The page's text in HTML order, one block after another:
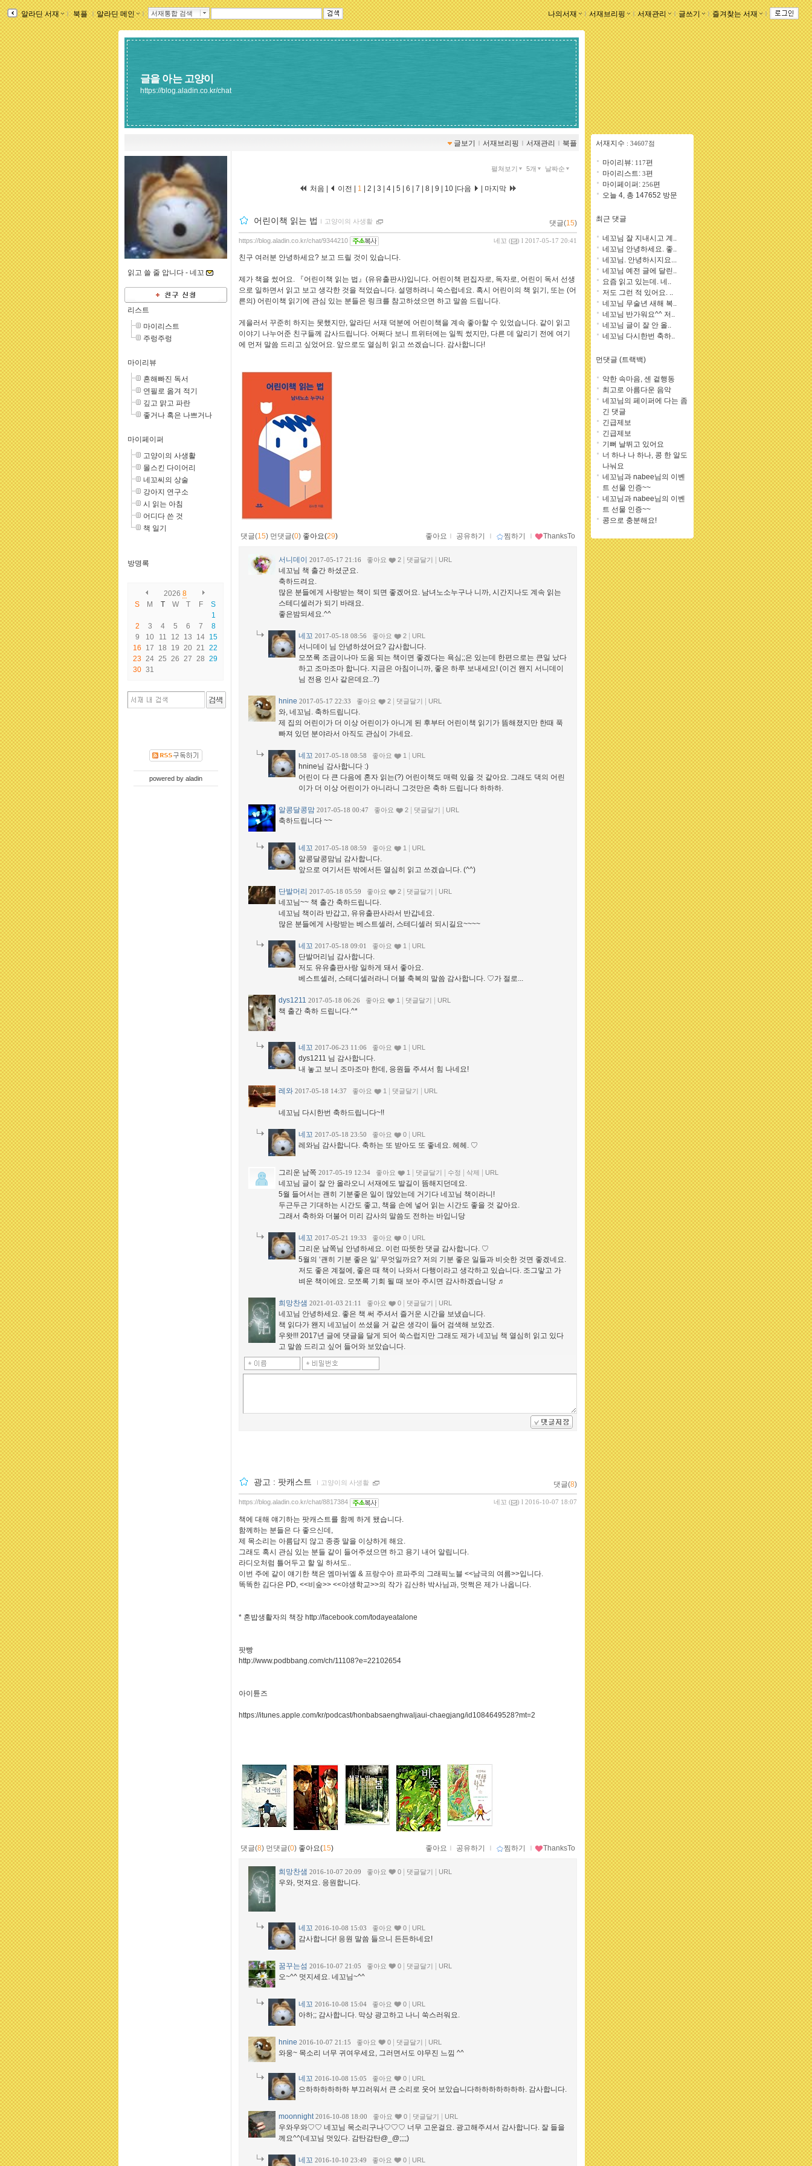
알라딘 서재 ｌ북플ｌ알라딘 메인 ｌ 서재통합 검색 나의서재 ｌ서재브리핑 ｌ서재관리 ｌ글쓰기 ｌ즐겨찾는 서재 ｌ
글을 아는 고양이
https://blog.aladin.co.kr/chat
글보기 ｌ 서재브리핑 ｌ 서재관리 ｌ 북플
읽고 쓸 줄 압니다 - 네꼬
리스트
마이리스트
주렁주렁
마이리뷰
흔해빠진 독서
연필로 옮겨 적기
깊고 맑고 파란
좋거나 혹은 나쁘거나
마이페이퍼
고양이의 사생활
몰스킨 다이어리
네꼬씨의 상술
강아지 연구소
시 읽는 아침
어디다 쓴 것
책 일기
방명록
2026 8
S
M T W T F
S
1
2
3 4 5 6 7
8
9
10 11 12 13 14 15
16
17 18 19 20 21 22
23 24 25 26 27 28 29
30 31
powered by aladin
펼쳐보기 5개 날짜순
처음 | 이전 | 1 2 3 4 5 6 7 8 9 10 다음 마지막
어린이책 읽는 법 ｌ 고양이의 사생활 댓글(15)
네꼬 ( ) l 2017-05-17 20:41
https://blog.aladin.co.kr/chat/9344210
친구 여러분 안녕하세요? 보고 드릴 것이 있습니다.
제가 책을 썼어요. 『어린이책 읽는 법』(유유출판사)입니다. 어린이책 편집자로, 독자로, 어린이 독서 선생
으로 일하면서 읽고 보고 생각한 것을 적었습니다. 설명하려니 쑥스럽네요. 혹시 어린이의 책 읽기, 또는 (어
른의) 어린이책 읽기에 관심 있는 분들은 링크를 참고하셨으면 하고 말씀 드립니다.
게을러서 꾸준히 하지는 못했지만, 알라딘 서재 덕분에 어린이책을 계속 좋아할 수 있었습니다. 같이 읽고
이야기 나누어준 친구들께 감사드립니다. 어쩌다 보니 트위터에는 일찍 썼지만, 다른 데 알리기 전에 여기
에 먼저 말씀 드리고 싶었어요. 앞으로도 열심히 읽고 쓰겠습니다. 감사합니다!
댓글(15) 먼댓글(0) 좋아요(29) 좋아요 ｌ 공유하기 ｌ 찜하기 ｌ ThanksTo
서니데이 2017-05-17 21:16 좋아요 2 댓글달기 URL
네꼬님 책 출간 하셨군요.
축하드려요.
많은 분들에게 사랑받는 책이 되면 좋겠어요. 남녀노소누구나 니까, 시간지나도 계속 읽는
스테디셀러가 되기 바래요.
좋은밤되세요.^^
네꼬 2017-05-18 08:56 좋아요 2 URL
서니데이 님 안녕하셨어요? 감사합니다.
모쪼록 조금이나마 도움 되는 책이면 좋겠다는 욕심;;은 있는데 한편으로는 큰일 났다
하고 조마조마 합니다. 지금은 아침이니까, 좋은 하루 보내세요! (이건 왠지 서니데이
님 전용 인사 같은데요..?)
hnine 2017-05-17 22:33 좋아요 2 댓글달기 URL
와, 네꼬님. 축하드립니다.
제 집의 어린이가 더 이상 어린이가 아니게 된 후부터 어린이책 읽기가 뜸해졌지만 한때 푹
빠져 있던 분야라서 아직도 관심이 가네요.
네꼬 2017-05-18 08:58 좋아요 1 URL
hnine님 감사합니다 :)
어린이 다 큰 다음에 혼자 읽는(?) 어린이책도 매력 있을 것 같아요. 그래도 댁의 어린
이가 더 이상 어린이가 아니라니 그것만은 축하 드립니다 하하하.
알콩달콩맘 2017-05-18 00:47 좋아요 2 댓글달기 URL
축하드립니다 ~~
네꼬 2017-05-18 08:59 좋아요 1 URL
알콩달콩맘님 감사합니다.
앞으로 여기서든 밖에서든 열심히 읽고 쓰겠습니다. (^^)
단발머리 2017-05-18 05:59 좋아요 2 댓글달기 URL
네꼬님~~ 책 출간 축하드립니다.
네꼬님 책이라 반갑고, 유유출판사라서 반갑네요.
많은 분들에게 사랑받는 베스트셀러, 스테디셀러 되시길요~~~~
네꼬 2017-05-18 09:01 좋아요 1 URL
단발머리님 감사합니다.
저도 유유출판사랑 일하게 돼서 좋아요.
베스트셀러, 스테디셀러라니 더블 축복의 말씀 감사합니다. ♡가 절로...
dys1211 2017-05-18 06:26 좋아요 1 댓글달기 URL
책 출간 축하 드립니다.^*
네꼬 2017-06-23 11:06 좋아요 1 URL
dys1211 님 감사합니다.
내 놓고 보니 조마조마 한데, 응원들 주셔서 힘 나네요!
레와 2017-05-18 14:37 좋아요 1 댓글달기 URL
네꼬님 다시한번 축하드립니다~!!
네꼬 2017-05-18 23:50 좋아요 0 URL
레와님 감사합니다. 축하는 또 받아도 또 좋네요. 헤헤. ♡
그리운 남쪽 2017-05-19 12:34 좋아요 1 댓글달기 수정 삭제 URL
네꼬님 글이 잘 안 올라오니 서재에도 발길이 뜸해지던데요.
5월 들어서는 괜히 기분좋은 일이 많았는데 거기다 네꼬님 책이라니!
두근두근 기대하는 시간도 좋고, 책을 손에 넣어 읽는 시간도 좋을 것 같아요.
그래서 축하와 더불어 미리 감사의 말씀도 전하는 바입니당
네꼬 2017-05-21 19:33 좋아요 0 URL
그리운 남쪽님 안녕하세요. 이런 따뜻한 댓글 감사합니다. ♡
5월의 ‘괜히 기분 좋은 일‘ 무엇일까요? 저의 기분 좋은 일들과 비슷한 것면 좋겠네요.
저도 좋은 계절에, 좋은 때 책이 나와서 다행이라고 생각하고 있습니다. 조그맣고 가
벼운 책이에요. 모쪼록 기회 될 때 보아 주시면 감사하겠습니당 ♬
희망찬샘 2021-01-03 21:11 좋아요 0 댓글달기 URL
네꼬님 안녕하세요. 좋은 책 써 주셔서 즐거운 시간을 보냈습니다.
책 읽다가 왠지 네꼬님이 쓰셨을 거 같은 생각이 들어 검색해 보았죠.
우왓!!! 2017년 글에 댓글을 달게 되어 쑥스럽지만 그래도 제가 네꼬님 책 열심히 읽고 있다
고 말씀 드리고 싶어 들어와 보았습니다.
광고 : 팟캐스트 ｌ 고양이의 사생활 댓글(8)
네꼬 ( ) l 2016-10-07 18:07
https://blog.aladin.co.kr/chat/8817384
책에 대해 얘기하는 팟캐스트를 함께 하게 됐습니다.
함께하는 분들은 다 좋으신데,
제 목소리는 아름답지 않고 종종 말을 이상하게 해요.
그래도 혹시 관심 있는 분들 같이 들어주셨으면 하고 용기 내어 알립니다.
라디오처럼 틀어두고 할 일 하셔도..
이번 주에 같이 얘기한 책은 엠마뉘엘 & 프랑수아 르파주의 그래픽노블 <<남극의 여름>>입니다.
똑똑한 김다은 PD, <<비숲>> <<야생학교>>의 작가 김산하 박사님과, 멋쩍은 제가 나옵니다.
* 혼밥생활자의 책장 http://facebook.com/todayeatalone
팟빵
http://www.podbbang.com/ch/11108?e=22102654
아이튠즈
https://itunes.apple.com/kr/podcast/honbabsaenghwaljaui-chaegjang/id1084649528?mt=2
댓글(8) 먼댓글(0) 좋아요(15) 좋아요 ｌ 공유하기 ｌ 찜하기 ｌ ThanksTo
희망찬샘 2016-10-07 20:09 좋아요 0 댓글달기 URL
우와, 멋져요. 응원합니다.
네꼬 2016-10-08 15:03 좋아요 0 URL
감사합니다! 응원 말씀 들으니 든든하네요!
꿈꾸는섬 2016-10-07 21:05 좋아요 0 댓글달기 URL
오~^^ 멋지세요. 네꼬님~^^
네꼬 2016-10-08 15:04 좋아요 0 URL
아하;; 감사합니다. 막상 광고하고 나니 쑥스러워요.
hnine 2016-10-07 21:15 좋아요 0 댓글달기 URL
와웅~ 목소리 너무 귀여우세요, 그러면서도 야무진 느낌 ^^
네꼬 2016-10-08 15:05 좋아요 0 URL
으하하하하하하 부끄러워서 큰 소리로 웃어 보았습니다하하하하하하하. 감사합니다.
moonnight 2016-10-08 18:00 좋아요 0 댓글달기 URL
우와우와♡♡ 네꼬님 목소리구나♡♡♡ 너무 고운걸요. 광고해주셔서 감사합니다. 잘 들을
께요^^(네꼬님 멋있다. 감탄감탄@_@;;;;)
네꼬 2016-10-10 23:49 좋아요 0 URL
서재지수 : 34607점
마이리뷰: 117편
마이리스트: 3편
마이페이퍼: 256편
오늘 4, 총 147652 방문
최근 댓글
네꼬님 잘 지내시고 계..
네꼬님 안녕하세요. 좋..
네꼬님. 안녕하시지요...
네꼬님 예전 글에 달린..
요즘 읽고 있는데. 네..
저도 그런 적 있어요. ..
네꼬님 무술년 새해 복..
네꼬님 반가워요^^ 저..
네꼬님 글이 잘 안 올..
네꼬님 다시한번 축하..
먼댓글 (트랙백)
약한 속마음, 센 겉행동
최고로 아름다운 음악
네꼬님의 페이퍼에 다는 좀
긴 댓글
긴급제보
긴급제보
기뻐 날뛰고 있어요
너 하나 나 하나, 콩 한 알도
나눠요
네꼬님과 nabee님의 이벤
트 선물 인증~~
네꼬님과 nabee님의 이벤
트 선물 인증~~
콩으로 충분해요!